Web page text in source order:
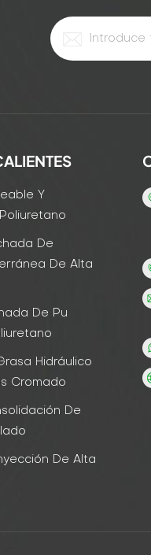
Y
De
De Alta
De Pu
Hidráulico
Cromado
De
De Alta